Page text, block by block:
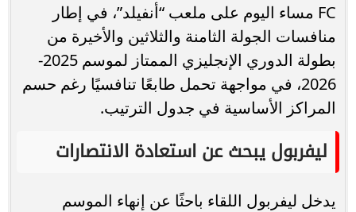
FC مساء اليوم على ملعب “أنفيلد”، في إطار
منافسات الجولة الثامنة والثلاثين والأخيرة من
بطولة الدوري الإنجليزي الممتاز لموسم 2025-
2026، في مواجهة تحمل طابعًا تنافسيًا رغم حسم
المراكز الأساسية في جدول الترتيب.
ليفربول يبحث عن استعادة الانتصارات
يدخل ليفربول اللقاء باحثًا عن إنهاء الموسم